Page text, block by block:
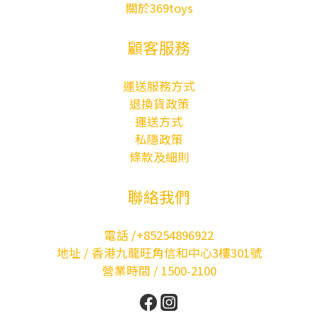
關於369toys
顧客服務
運送服務方式
退換貨政策
運送方式
私隱政策
條款及細則
聯絡我們
電話 /+85254896922
地址 / 香港九龍旺角信和中心3樓301號
營業時間 / 1500-2100